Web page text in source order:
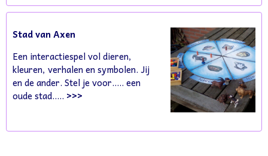
Stad van Axen
Een interactiespel vol dieren,
kleuren, verhalen en symbolen. Jij
en de ander. Stel je voor..... een
oude stad..... >>>